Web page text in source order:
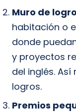
Muro de
habitación o
donde
y proyectos
del inglés.
logros.
Premios